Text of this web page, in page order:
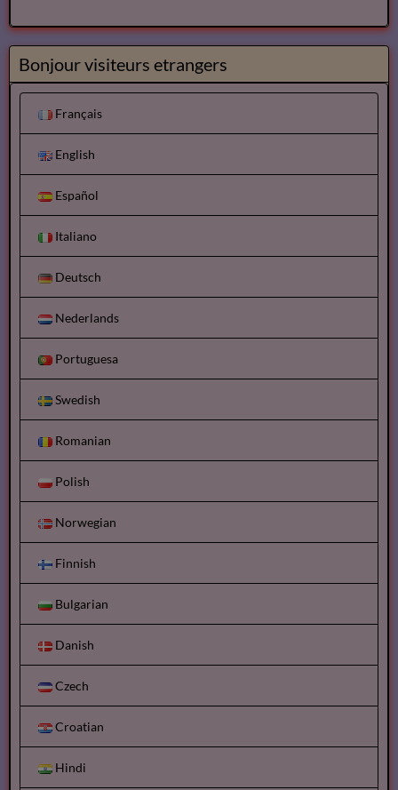
Bonjour visiteurs etrangers
Français
English
Español
Italiano
Deutsch
Nederlands
Portuguesa
Swedish
Romanian
Polish
Norwegian
Finnish
Bulgarian
Danish
Czech
Croatian
Hindi